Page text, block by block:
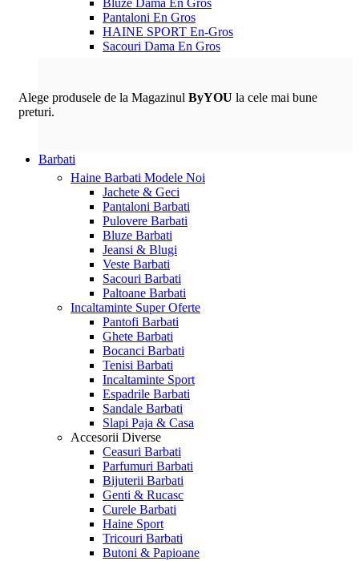
Bluze Dama En Gros
Pantaloni En Gros
HAINE SPORT En-Gros
Sacouri Dama En Gros
Alege produsele de la Magazinul ByYOU la cele mai bune
preturi.
Barbati
Haine Barbati Modele Noi
Jachete & Geci
Pantaloni Barbati
Pulovere Barbati
Bluze Barbati
Jeansi & Blugi
Veste Barbati
Sacouri Barbati
Paltoane Barbati
Incaltaminte Super Oferte
Pantofi Barbati
Ghete Barbati
Bocanci Barbati
Tenisi Barbati
Incaltaminte Sport
Espadrile Barbati
Sandale Barbati
Slapi Paja & Casa
Accesorii Diverse
Ceasuri Barbati
Parfumuri Barbati
Bijuterii Barbati
Genti & Rucasc
Curele Barbati
Haine Sport
Tricouri Barbati
Butoni & Papioane